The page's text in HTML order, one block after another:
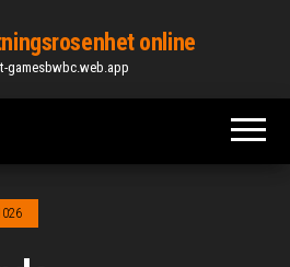
online
gamesbwbc.web.app